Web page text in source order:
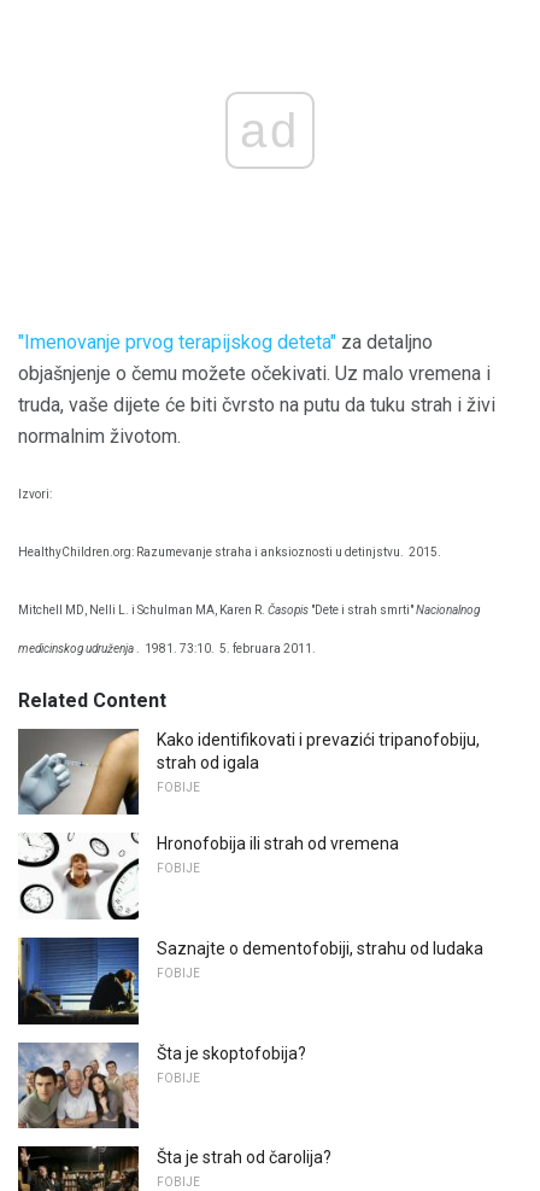
ad
"Imenovanje prvog terapijskog deteta" za detaljno
objašnjenje o čemu možete očekivati. Uz malo vremena i
truda, vaše dijete će biti čvrsto na putu da tuku strah i živi
normalnim životom.
Izvori:
HealthyChildren.org: Razumevanje straha i anksioznosti u detinjstvu. 2015.
Mitchell MD, Nelli L. i Schulman MA, Karen R. Časopis "Dete i strah smrti"Nacionalnog
medicinskog udruženja. 1981. 73:10. 5. februara 2011.
Related Content
Kako identifikovati i prevazići tripanofobiju,
strah od igala
FOBIJE
Hronofobija ili strah od vremena
FOBIJE
Saznajte o dementofobiji, strahu od ludaka
FOBIJE
Šta je skoptofobija?
FOBIJE
Šta je strah od čarolija?
FOBIJE